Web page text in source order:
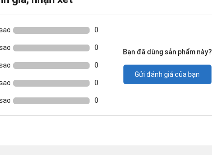
0
0
0
0
0
Bạn đã dùng sản phẩm này?
Gửi đánh giá của bạn